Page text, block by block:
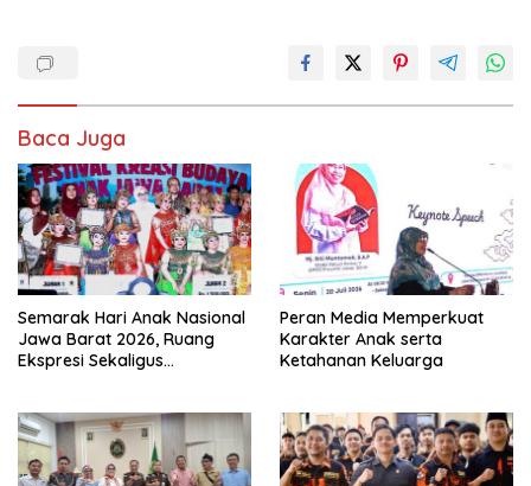
Baca Juga
Semarak Hari Anak Nasional
Jawa Barat 2026, Ruang
Ekspresi Sekaligus
Peran Media Memperkuat
Karakter Anak serta
Ketahanan Keluarga